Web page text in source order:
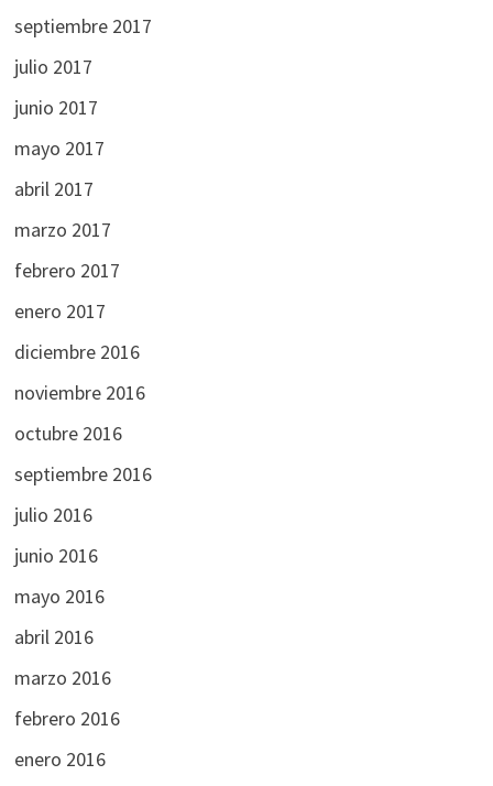
septiembre 2017
julio 2017
junio 2017
mayo 2017
abril 2017
marzo 2017
febrero 2017
enero 2017
diciembre 2016
noviembre 2016
octubre 2016
septiembre 2016
julio 2016
junio 2016
mayo 2016
abril 2016
marzo 2016
febrero 2016
enero 2016